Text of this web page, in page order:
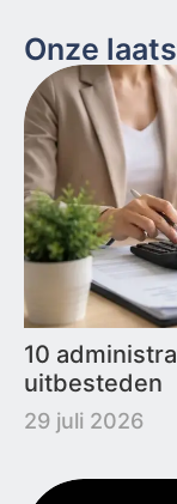
Onze
10
uitbesteden
29 juli 2026